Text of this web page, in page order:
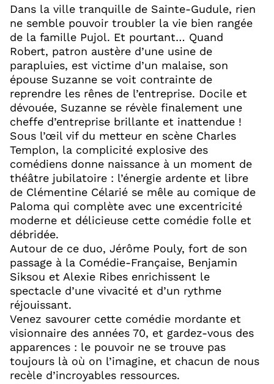
Dans la ville tranquille de Sainte-Gudule, rien
ne semble pouvoir troubler la vie bien rangée
de la famille Pujol. Et pourtant… Quand
Robert, patron austère d’une usine de
parapluies, est victime d’un malaise, son
épouse Suzanne se voit contrainte de
reprendre les rênes de l’entreprise. Docile et
dévouée, Suzanne se révèle finalement une
cheffe d’entreprise brillante et inattendue !
Sous l’œil vif du metteur en scène Charles
Templon, la complicité explosive des
comédiens donne naissance à un moment de
théâtre jubilatoire : l’énergie ardente et libre
de Clémentine Célarié se mêle au comique de
Paloma qui complète avec une excentricité
moderne et délicieuse cette comédie folle et
débridée.
Autour de ce duo, Jérôme Pouly, fort de son
passage à la Comédie-Française, Benjamin
Siksou et Alexie Ribes enrichissent le
spectacle d’une vivacité et d’un rythme
réjouissant.
Venez savourer cette comédie mordante et
visionnaire des années 70, et gardez-vous des
apparences : le pouvoir ne se trouve pas
toujours là où on l’imagine, et chacun de nous
recèle d’incroyables ressources.